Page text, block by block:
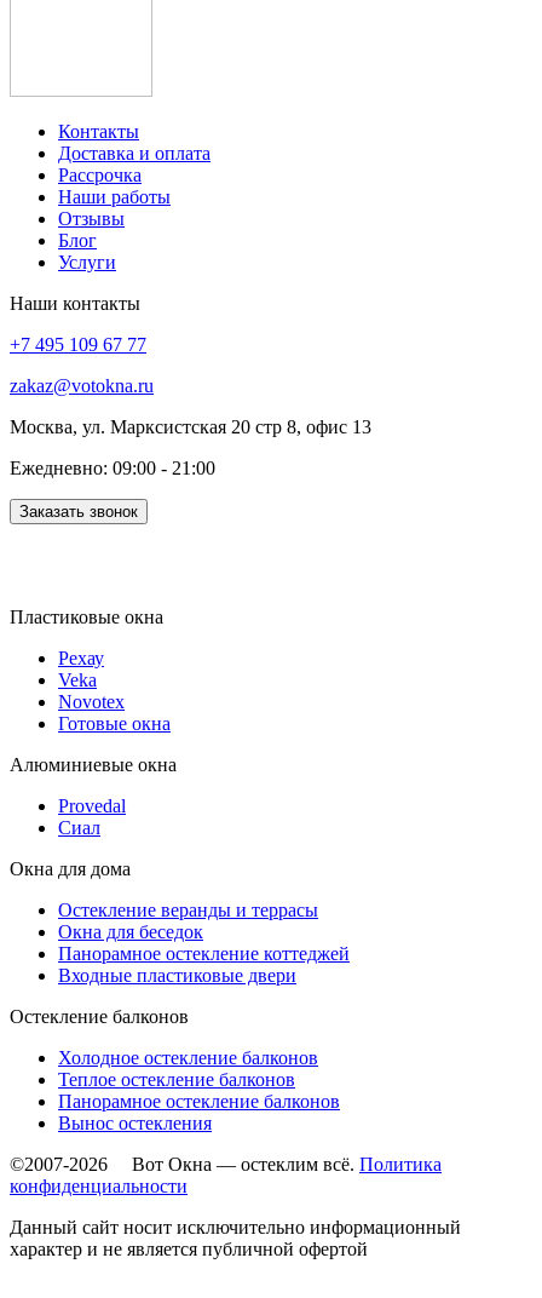
Контакты
Доставка и оплата
Рассрочка
Наши работы
Отзывы
Блог
Услуги
Наши контакты
+7 495 109 67 77
zakaz@votokna.ru
Москва, ул. Марксистская 20 стр 8, офис 13
Ежедневно: 09:00 - 21:00
Заказать звонок
Пластиковые окна
Рехау
Veka
Novotex
Готовые окна
Алюминиевые окна
Provedal
Сиал
Окна для дома
Остекление веранды и террасы
Окна для беседок
Панорамное остекление коттеджей
Входные пластиковые двери
Остекление балконов
Холодное остекление балконов
Теплое остекление балконов
Панорамное остекление балконов
Вынос остекления
©2007-2026 Вот Окна — остеклим всё. Политика
конфиденциальности
Данный сайт носит исключительно информационный
характер и не является публичной офертой